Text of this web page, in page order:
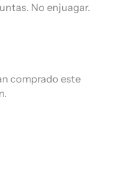
No enjuagar.
comprado este